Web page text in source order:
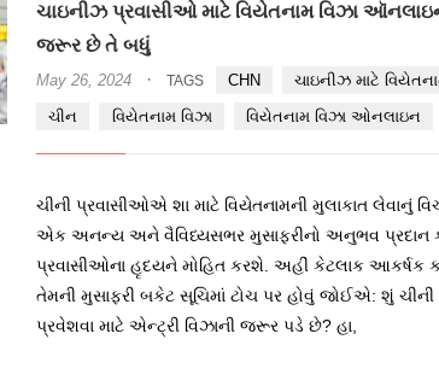
ચાઇનીઝ પ્રવાસીઓ માટે વિયેતનામ વિઝા
જરૂર છે તે બધું
May 26, 2024 · TAGS CHN
ચાઇનીઝ માટે
ચીન
વિયેતનામ વિઝા વિયેતનામ વિઝા ઓનલાઇન
ચીની પ્રવાસીઓએ શા માટે વિયેતનામની મુલાકાત લેવાનું
એક અનન્ય અને વૈવિધ્યસભર મુસાફરીનો અનુભવ પ્રદાન
પ્રવાસીઓના હૃદયને મોહિત કરશે. અહીં કેટલાક આકર્ષક
તેમની મુસાફરી બકેટ સૂચિમાં ટોચ પર હોવું જોઈએ: શું
પ્રવેશવા માટે એન્ટ્રી વિઝાની જરૂર પડે છે? હા,